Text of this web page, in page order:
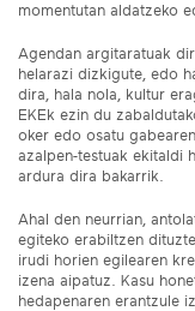
momentutan aldatzeko
Agendan argitaratuak
helarazi dizkigute, edo
dira, hala nola, kultur
EKEk ezin du
oker edo osatu
azalpen-testuak ekitaldi
ardura dira bakarrik.
Ahal den neurrian,
egiteko erabiltzen
irudi horien egilearen
izena aipatuz. Kasu
hedapenaren erantzule